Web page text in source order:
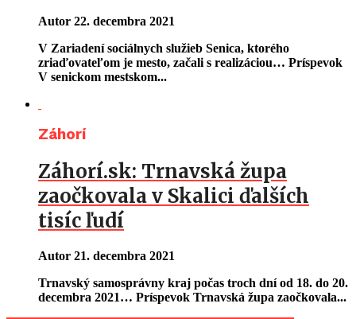
Autor 22. decembra 2021
V Zariadení sociálnych služieb Senica, ktorého
zriaďovateľom je mesto, začali s realizáciou… Príspevok
V senickom mestskom...
Záhorí
Záhorí.sk: Trnavská župa
zaočkovala v Skalici ďalších
tisíc ľudí
Autor 21. decembra 2021
Trnavský samosprávny kraj počas troch dní od 18. do 20.
decembra 2021… Príspevok Trnavská župa zaočkovala...